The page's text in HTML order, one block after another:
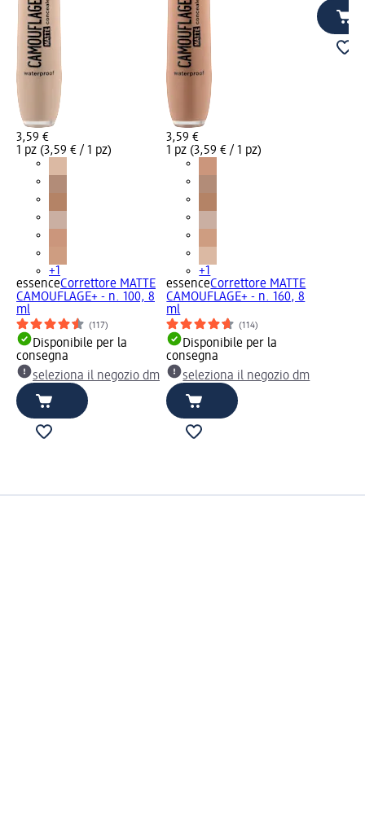
3,59 €
1 pz (3,59 € / 1 pz)
+1
essenceCorrettore MATTE
CAMOUFLAGE+ - n. 100, 8
ml
(117)
Disponibile per la
consegna
seleziona il negozio dm
3,59 €
1 pz (3,59 € / 1 pz)
+1
essenceCorrettore MATTE
CAMOUFLAGE+ - n. 160, 8
ml
(114)
Disponibile per la
consegna
seleziona il negozio dm